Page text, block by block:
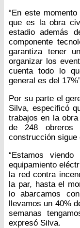
“En este
que es la obra
estadio además
componente
garantiza tener
organizar los
cuenta todo lo
general es del
Por su parte el
Silva, especificó
trabajos en la
de 248 obreros
construcción sigue
“Estamos
equipamiento
la red contra
la par, hasta el
lo abarcamos
llevamos un 40%
semanas
expresó Silva.